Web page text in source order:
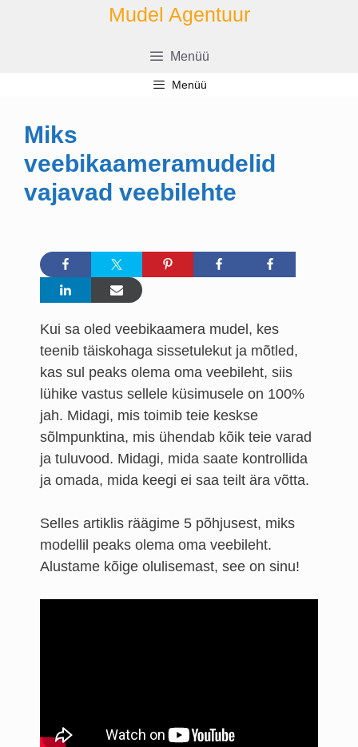
Mudel Agentuur
Menüü
Menüü
Miks
veebikaameramudelid
vajavad veebilehte
Kui sa oled veebikaamera mudel, kes
teenib täiskohaga sissetulekut ja mõtled,
kas sul peaks olema oma veebileht, siis
lühike vastus sellele küsimusele on 100%
jah. Midagi, mis toimib teie keskse
sõlmpunktina, mis ühendab kõik teie varad
ja tuluvood. Midagi, mida saate kontrollida
ja omada, mida keegi ei saa teilt ära võtta.
Selles artiklis räägime 5 põhjusest, miks
modellil peaks olema oma veebileht.
Alustame kõige olulisemast, see on sinu!